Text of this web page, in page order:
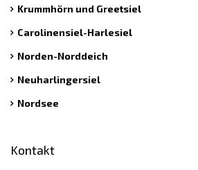
Krummhörn und Greetsiel
Carolinensiel-Harlesiel
Norden-Norddeich
Neuharlingersiel
Nordsee
Kontakt